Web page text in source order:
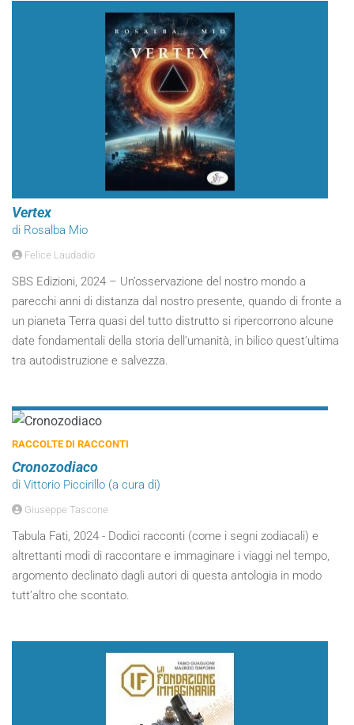
Vertex
di Rosalba Mio
Felice Laudadio
SBS Edizioni, 2024 – Un’osservazione del nostro mondo a
parecchi anni di distanza dal nostro presente, quando di fronte a
un pianeta Terra quasi del tutto distrutto si ripercorrono alcune
date fondamentali della storia dell’umanità, in bilico quest’ultima
tra autodistruzione e salvezza.
RACCOLTE DI RACCONTI
Cronozodiaco
di Vittorio Piccirillo (a cura di)
Giuseppe Tascone
Tabula Fati, 2024 - Dodici racconti (come i segni zodiacali) e
altrettanti modi di raccontare e immaginare i viaggi nel tempo,
argomento declinato dagli autori di questa antologia in modo
tutt’altro che scontato.